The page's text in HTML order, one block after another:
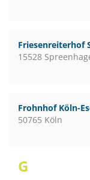
Friesenreiterhof
15528
Frohnhof Köln-
50765 Köln
G